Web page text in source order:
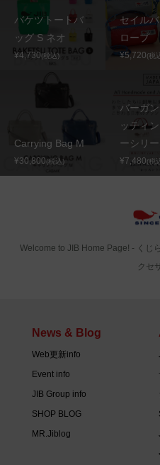
バケツトートバ
ッグ S ネオ
¥4,730(税込)
セイル
ロープ
¥5,720(税
Carrying Bag M
¥30,800(税込)
バーガ
ッティ
ーシリー
¥7,480(税
Welcome to JIB Home Page! ‐ くじ
クセ
News & Blog
Web更新info
Event info
JIB Group info
SHOP BLOG
MR.Jiblog